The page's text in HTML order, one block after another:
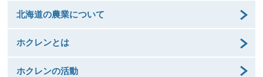
北海道の農業について
ホクレンとは
ホクレンの活動